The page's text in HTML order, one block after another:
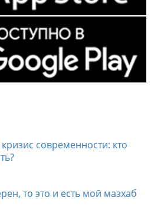
современности: кто
то это и есть мой мазхаб